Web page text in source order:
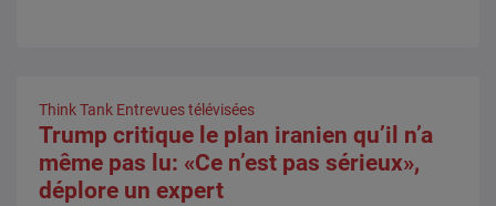
Think Tank Entrevues télévisées
Trump critique le plan iranien qu’il n’a
même pas lu: «Ce n’est pas sérieux»,
déplore un expert